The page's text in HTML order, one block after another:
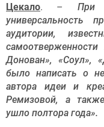
Цекало. – При
аудитории,
самоотверженности
Донован»,
было написать о
автора идеи и
Ремизовой, а
ушло полтора года».